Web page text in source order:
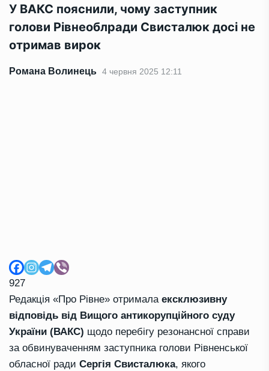
У ВАКС пояснили, чому заступник
голови Рівнеоблради Свисталюк досі не
отримав вирок
Романа Волинець 4 червня 2025 12:11
927
Редакція «Про Рівне» отримала ексклюзивну
відповідь від Вищого антикорупційного суду
України (ВАКС) щодо перебігу резонансної справи
за обвинуваченням заступника голови Рівненської
обласної ради Сергія Свисталюка, якого